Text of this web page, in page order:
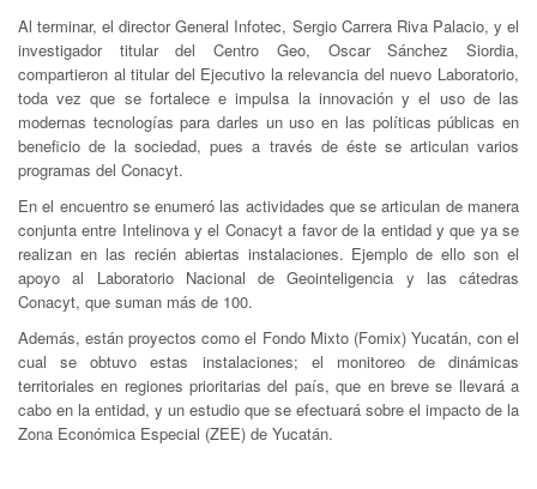
Al terminar, el director General Infotec, Sergio Carrera Riva Palacio, y el
investigador titular del Centro Geo, Oscar Sánchez Siordia,
compartieron al titular del Ejecutivo la relevancia del nuevo Laboratorio,
toda vez que se fortalece e impulsa la innovación y el uso de las
modernas tecnologías para darles un uso en las políticas públicas en
beneficio de la sociedad, pues a través de éste se articulan varios
programas del Conacyt.
En el encuentro se enumeró las actividades que se articulan de manera
conjunta entre Intelinova y el Conacyt a favor de la entidad y que ya se
realizan en las recién abiertas instalaciones. Ejemplo de ello son el
apoyo al Laboratorio Nacional de Geointeligencia y las cátedras
Conacyt, que suman más de 100.
Además, están proyectos como el Fondo Mixto (Fomix) Yucatán, con el
cual se obtuvo estas instalaciones; el monitoreo de dinámicas
territoriales en regiones prioritarias del país, que en breve se llevará a
cabo en la entidad, y un estudio que se efectuará sobre el impacto de la
Zona Económica Especial (ZEE) de Yucatán.